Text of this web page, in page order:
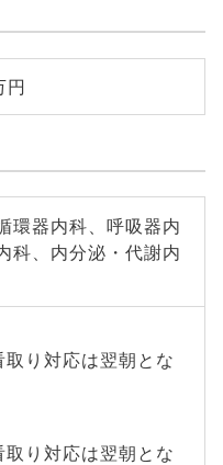
円
環器内科、呼吸器内
科、内分泌・代謝内
り対応は翌朝とな
り対応は翌朝とな